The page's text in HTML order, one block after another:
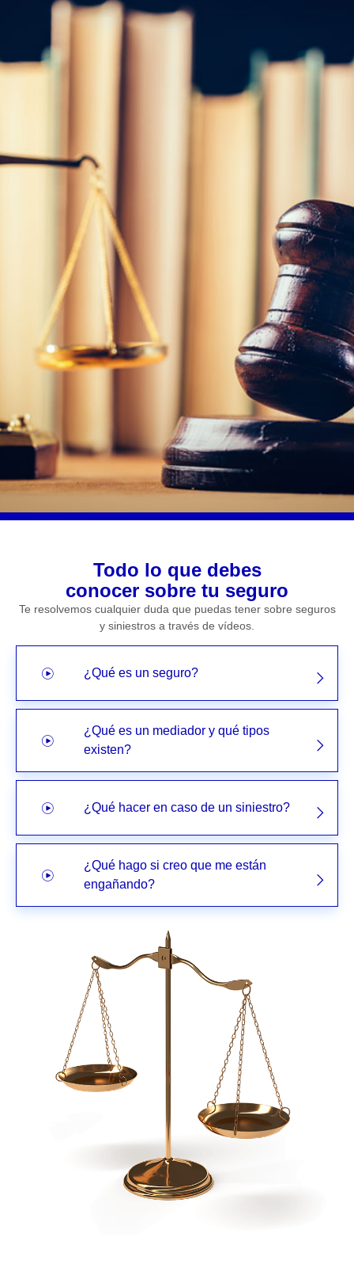
Todo lo que debes
conocer sobre tu seguro
Te resolvemos cualquier duda que puedas tener sobre seguros
y siniestros a través de vídeos.
¿Qué es un seguro?
¿Qué es un mediador y qué tipos
existen?
¿Qué hacer en caso de un siniestro?
¿Qué hago si creo que me están
engañando?